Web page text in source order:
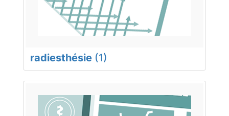
radiesthésie (1)